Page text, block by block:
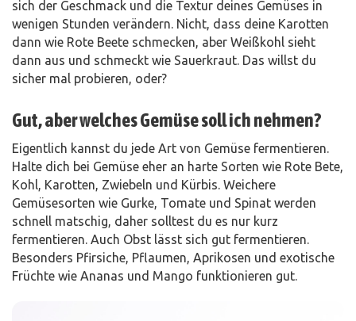
sich der Geschmack und die Textur deines Gemüses in
wenigen Stunden verändern. Nicht, dass deine Karotten
dann wie Rote Beete schmecken, aber Weißkohl sieht
dann aus und schmeckt wie Sauerkraut. Das willst du
sicher mal probieren, oder?
Gut, aber welches Gemüse soll ich nehmen?
Eigentlich kannst du jede Art von Gemüse fermentieren.
Halte dich bei Gemüse eher an harte Sorten wie Rote Bete,
Kohl, Karotten, Zwiebeln und Kürbis. Weichere
Gemüsesorten wie Gurke, Tomate und Spinat werden
schnell matschig, daher solltest du es nur kurz
fermentieren. Auch Obst lässt sich gut fermentieren.
Besonders Pfirsiche, Pflaumen, Aprikosen und exotische
Früchte wie Ananas und Mango funktionieren gut.